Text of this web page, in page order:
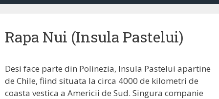
Rapa Nui (Insula Pastelui)
Desi face parte din Polinezia, Insula Pastelui apartine
de Chile, fiind situata la circa 4000 de kilometri de
coasta vestica a Americii de Sud. Singura companie